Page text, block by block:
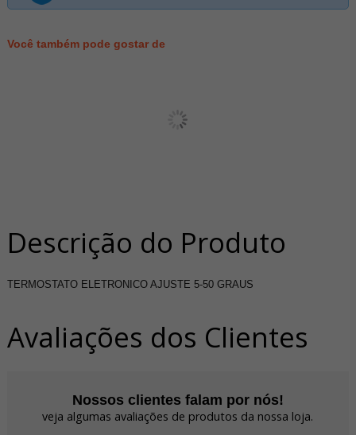
Você também pode gostar de
Descrição do Produto
TERMOSTATO ELETRONICO AJUSTE 5-50 GRAUS
Avaliações dos Clientes
Nossos clientes falam por nós!
veja algumas avaliações de produtos da nossa loja.